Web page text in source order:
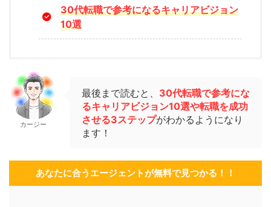
30代転職で参考になるキャリアビジョン
10選
カージー
最後まで読むと、 30代転職で参考にな
るキャリアビジョン10選や転職を成功
させる3ステップがわかるようになり
ます！
あなたに合うエージェントが無料で見つかる！！